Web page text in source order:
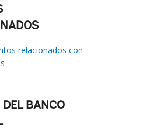
relacionados con
BANCO